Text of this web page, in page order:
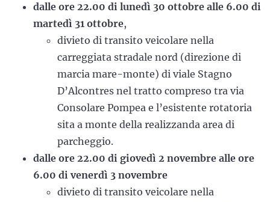
dalle ore 22.00 di lunedì 30 ottobre alle 6.00 di
martedì 31 ottobre,
divieto di transito veicolare nella
carreggiata stradale nord (direzione di
marcia mare-monte) di viale Stagno
D’Alcontres nel tratto compreso tra via
Consolare Pompea e l’esistente rotatoria
sita a monte della realizzanda area di
parcheggio.
dalle ore 22.00 di giovedì 2 novembre alle ore
6.00 di venerdì 3 novembre
divieto di transito veicolare nella